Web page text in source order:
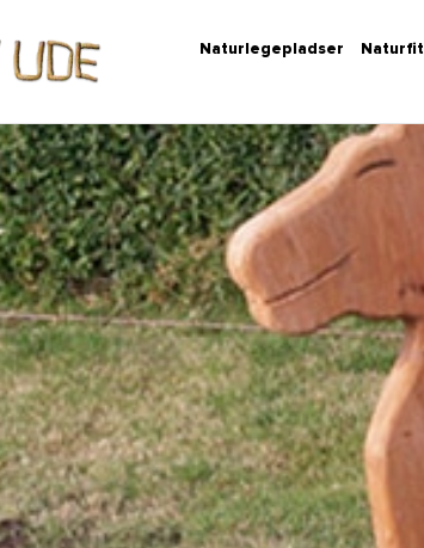
Naturlegepladser